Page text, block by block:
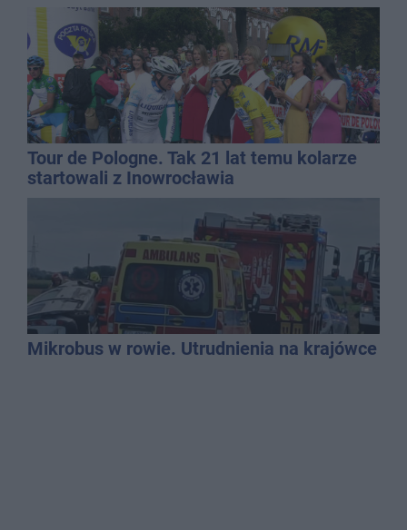
Tour de Pologne. Tak 21 lat temu kolarze
startowali z Inowrocławia
Mikrobus w rowie. Utrudnienia na krajówce